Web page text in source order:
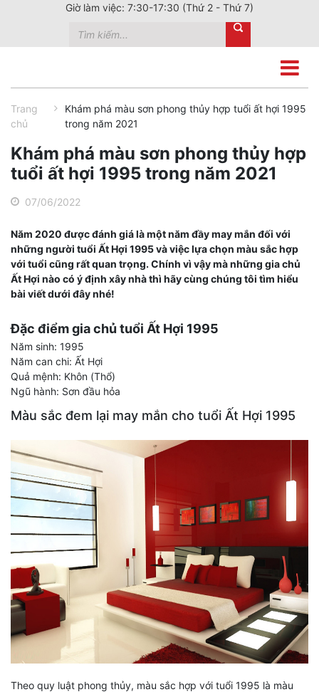
Giờ làm việc: 7:30-17:30 (Thứ 2 - Thứ 7)
Trang
chủ
Khám phá màu sơn phong thủy hợp tuổi ất hợi 1995
trong năm 2021
Khám phá màu sơn phong thủy hợp
tuổi ất hợi 1995 trong năm 2021
07/06/2022
Năm 2020 được đánh giá là một năm đầy may mắn đối với
những người tuổi Ất Hợi 1995 và việc lựa chọn màu sắc hợp
với tuổi cũng rất quan trọng. Chính vì vậy mà những gia chủ
Ất Hợi nào có ý định xây nhà thì hãy cùng chúng tôi tìm hiểu
bài viết dưới đây nhé!
Đặc điểm gia chủ tuổi Ất Hợi 1995
Năm sinh: 1995
Năm can chi: Ất Hợi
Quả mệnh: Khôn (Thổ)
Ngũ hành: Sơn đầu hỏa
Màu sắc đem lại may mắn cho tuổi Ất Hợi 1995
Theo quy luật phong thủy, màu sắc hợp với tuổi 1995 là màu